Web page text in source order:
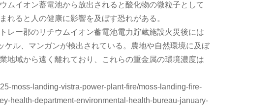
ムイオン蓄電池から放出されると酸化物の微粒子として
れると人の健康に影響を及ぼす恐れがある。
レー郡のリチウムイオン蓄電池電力貯蔵施設火災後には
ル、マンガンが検出されている。農地や自然環境に及ぼ
地域から遠く離れており、これらの重金属の環境濃度は
moss-landing-vistra-power-plant-fire/moss-landing-fire-
health-department-environmental-health-bureau-january-